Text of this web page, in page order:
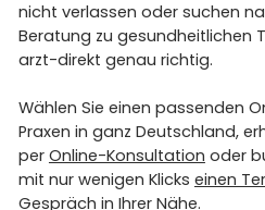
nicht verlassen oder suchen
Beratung zu gesundheitlichen
arzt-direkt genau richtig.
Wählen Sie einen passenden
Praxen in ganz Deutschland,
per Online-Konsultation oder
mit nur wenigen Klicks einen
Gespräch in Ihrer Nähe.